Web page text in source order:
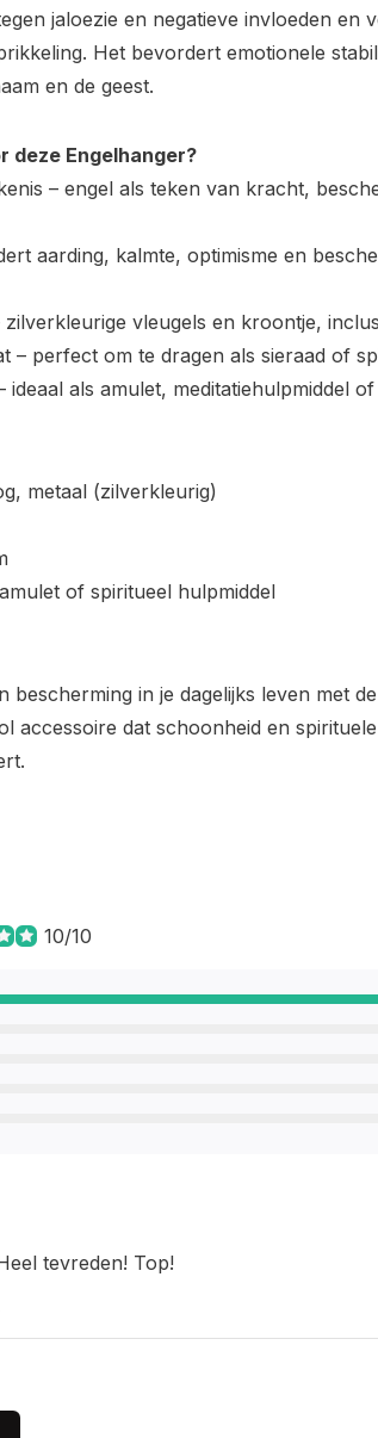
jaloezie en negatieve invloeden en
Het bevordert emotionele
en de geest.
deze Engelhanger?
– engel als teken van kracht,
aarding, kalmte, optimisme en
zilverkleurige vleugels en kroontje,
– perfect om te dragen als sieraad of
ideaal als amulet, meditatiehulpmiddel
metaal (zilverkleurig)
of spiritueel hulpmiddel
bescherming in je dagelijks leven met
accessoire dat schoonheid en
10/10
tevreden! Top!